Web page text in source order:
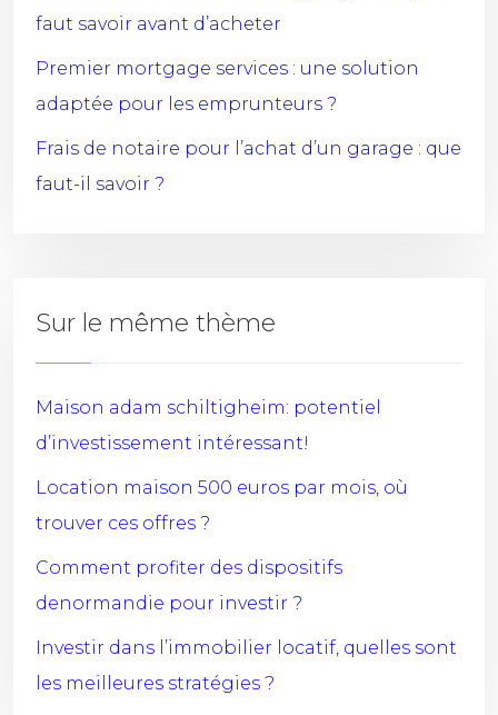
faut savoir avant d’acheter
Premier mortgage services : une solution
adaptée pour les emprunteurs ?
Frais de notaire pour l’achat d’un garage : que
faut-il savoir ?
Sur le même thème
Maison adam schiltigheim: potentiel
d’investissement intéressant!
Location maison 500 euros par mois, où
trouver ces offres ?
Comment profiter des dispositifs
denormandie pour investir ?
Investir dans l’immobilier locatif, quelles sont
les meilleures stratégies ?